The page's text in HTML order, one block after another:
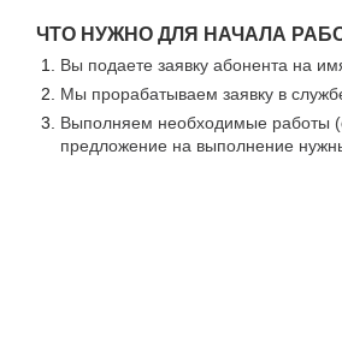
ЧТО НУЖНО ДЛЯ НАЧАЛА
Вы подаете заявку абонента на
Мы прорабатываем заявку в
Выполняем необходимые работы
предложение на выполнение